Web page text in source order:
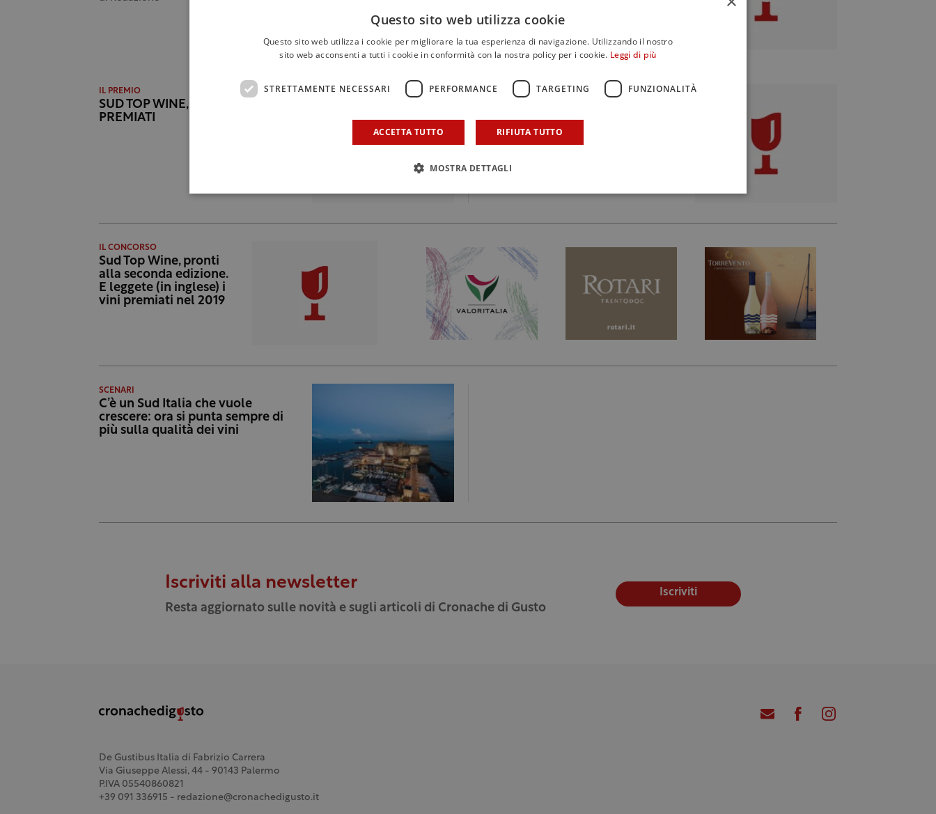
IL PREMIO
SUD TOP WINE, ECCO I VINI
PREMIATI
IL CONCORSO
conoscere i premiati
IL CONCORSO
Sud Top Wine, pronti
alla seconda edizione.
E leggete (in inglese) i
vini premiati nel 2019
SCENARI
C’è un Sud Italia che vuole
crescere: ora si punta sempre di
più sulla qualità dei vini
Iscriviti alla newsletter
Resta aggiornato sulle novità e sugli articoli di Cronache di Gusto
Iscriviti
De Gustibus Italia di Fabrizio Carrera
Via Giuseppe Alessi, 44 - 90143 Palermo
P.IVA 05540860821
+39 091 336915 - redazione@cronachedigusto.it
Questo sito web utilizza cookie
Questo sito web utilizza i cookie per migliorare la tua esperienza di navigazione. Utilizzando il nostro
sito web acconsenti a tutti i cookie in conformità con la nostra policy per i cookie. Leggi di più
STRETTAMENTE NECESSARI PERFORMANCE TARGETING FUNZIONALITÀ
ACCETTA TUTTO RIFIUTA TUTTO
MOSTRA DETTAGLI